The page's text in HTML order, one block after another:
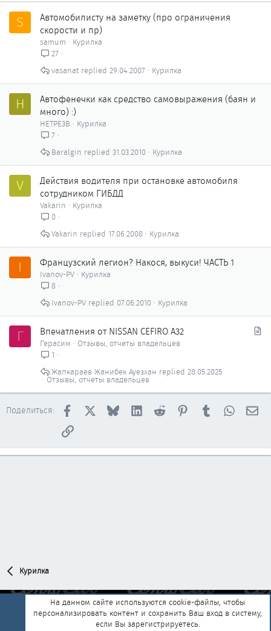
S
Автомобилисту на заметку (про ограничения
скорости и пр)
samum
Курилка
27
Курилка
29.04.2007
vasanat
H
Автофенечки как сpедство самовыражения (баян и
много) :)
HETPE3B
Курилка
7
Курилка
31.03.2010
Baralgin
V
Действия водителя при остановке автомобиля
сотрудником ГИБДД
Vakarin
Курилка
0
Курилка
17.06.2008
Vakarin
I Французский легион? Накося, выкуси! ЧАСТЬ 1
Ivanov-PV
Курилка
8
Курилка
07.06.2010
Ivanov-PV
Г Впечатления от NISSAN CEFIRO A32
Герасим
Отзывы, отчеты владельцев
1
Отзывы, отчеты владельцев
28.05.2025
Жапкараев Жанибек Ауезхан
Поделиться: Facebook BlueskyLinkedInReddit PinterestTumblr
Ссылка
Курилка
Обратная связь
Условия и правила
На данном сайте используются cookie-файлы, чтобы
персонализировать контент и сохранить Ваш вход в систему,
если Вы зарегистрируетесь.